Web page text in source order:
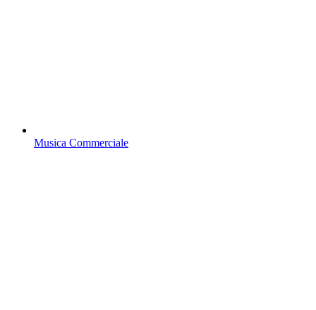
Musica Commerciale